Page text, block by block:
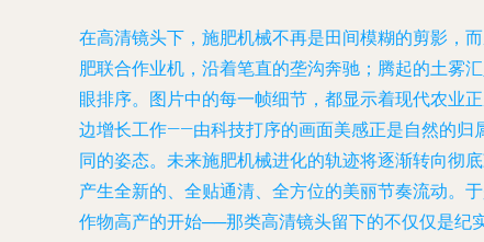
在高清镜头下，施肥机械不再是田间模糊的剪影，
肥联合作业机，沿着笔直的垄沟奔驰；腾起的土雾
眼排序。图片中的每一帧细节，都显示着现代农业
边增长工作——由科技打序的画面美感正是自然的
同的姿态。未来施肥机械进化的轨迹将逐渐转向彻
产生全新的、全贴通清、全方位的美丽节奏流动。
作物高产的开始──那类高清镜头留下的不仅仅是纪